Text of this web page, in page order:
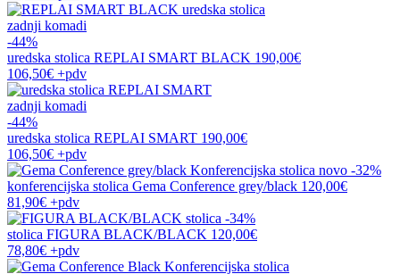
zadnji komadi
-44%
uredska stolica REPLAI SMART BLACK 190,00€
106,50€ +pdv
zadnji komadi
-44%
uredska stolica REPLAI SMART 190,00€
106,50€ +pdv
novo -32%
konferencijska stolica Gema Conference grey/black 120,00€
81,90€ +pdv
-34%
stolica FIGURA BLACK/BLACK 120,00€
78,80€ +pdv